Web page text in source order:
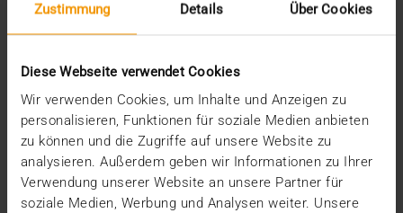
Zustimmung Details Über Cookies
Diese Webseite verwendet Cookies
Wir verwenden Cookies, um Inhalte und Anzeigen zu
personalisieren, Funktionen für soziale Medien anbieten
zu können und die Zugriffe auf unsere Website zu
analysieren. Außerdem geben wir Informationen zu Ihrer
Verwendung unserer Website an unsere Partner für
soziale Medien, Werbung und Analysen weiter. Unsere
mithilfe des JiveX Healthcare Content…
VISUS HEALTH IT
MEHR ERFAHREN